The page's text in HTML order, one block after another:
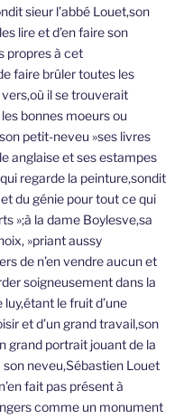
sieur l’abbé Louet,son
lire et d’en faire son
propres à cet
faire brûler toutes les
il se trouverait
bonnes moeurs ou
petit-neveu »ses livres
anglaise et ses estampes
regarde la peinture,sondit
du génie pour tout ce qui
»;à la dame Boylesve,sa
»priant aussy
de n’en vendre aucun et
soigneusement dans la
le fruit d’une
et d’un grand travail,son
grand portrait jouant de la
son neveu,Sébastien Louet
fait pas présent à
comme un monument